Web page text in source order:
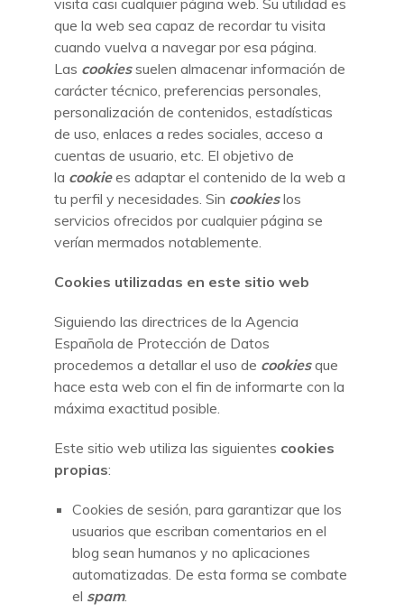
que la web sea capaz de recordar tu visita
cuando vuelva a navegar por esa página.
Las cookiessuelen almacenar información de
carácter técnico, preferencias personales,
personalización de contenidos, estadísticas
de uso, enlaces a redes sociales, acceso a
cuentas de usuario, etc. El objetivo de
la cookiees adaptar el contenido de la web a
tu perfil y necesidades. Sin cookieslos
servicios ofrecidos por cualquier página se
verían mermados notablemente.
Cookies utilizadas en este sitio web
Siguiendo las directrices de la Agencia
Española de Protección de Datos
procedemos a detallar el uso de cookiesque
hace esta web con el fin de informarte con la
máxima exactitud posible.
Este sitio web utiliza las siguientes cookies
propias:
Cookies de sesión, para garantizar que los
usuarios que escriban comentarios en el
blog sean humanos y no aplicaciones
automatizadas. De esta forma se combate
el spam.